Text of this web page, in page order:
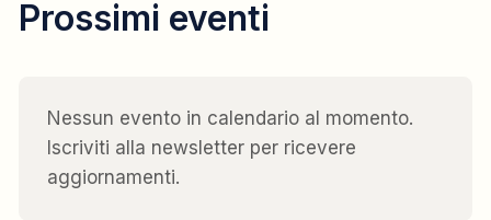
Prossimi eventi
Nessun evento in calendario al momento.
Iscriviti alla newsletter per ricevere
aggiornamenti.